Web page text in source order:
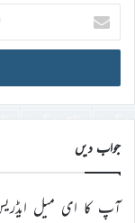
اپنا
ای
میل
ڈی
درج
کریں
جواب دیں
آپ کا ای میل